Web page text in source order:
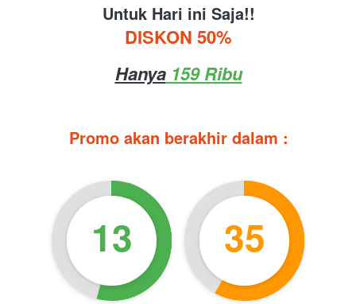
Untuk Hari ini Saja!!
DISKON 50%
Hanya 159 Ribu
Promo akan berakhir dalam :
13 35